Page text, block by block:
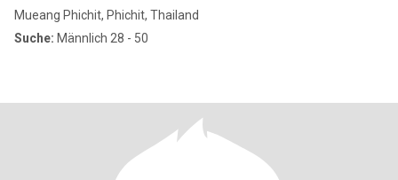
Mueang Phichit, Phichit, Thailand
Suche: Männlich 28 - 50